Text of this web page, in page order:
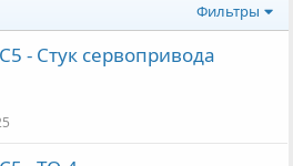
Фильтры
- Стук сервопривода